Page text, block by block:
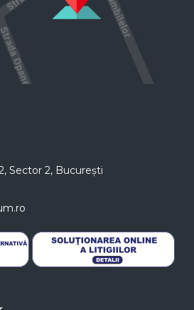
Sector 2, București